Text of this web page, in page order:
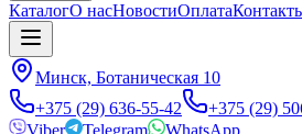
КаталогО насНовостиОплата
Минск, Ботаническая 10
+375 (29) 636-55-42
+375 (29)
Viber
Telegram WhatsApp